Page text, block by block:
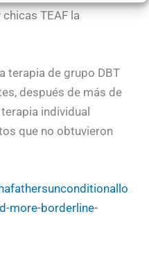
TEAF la
terapia de grupo DBT
después de más de
individual
que no obtuvieron
more-borderline-